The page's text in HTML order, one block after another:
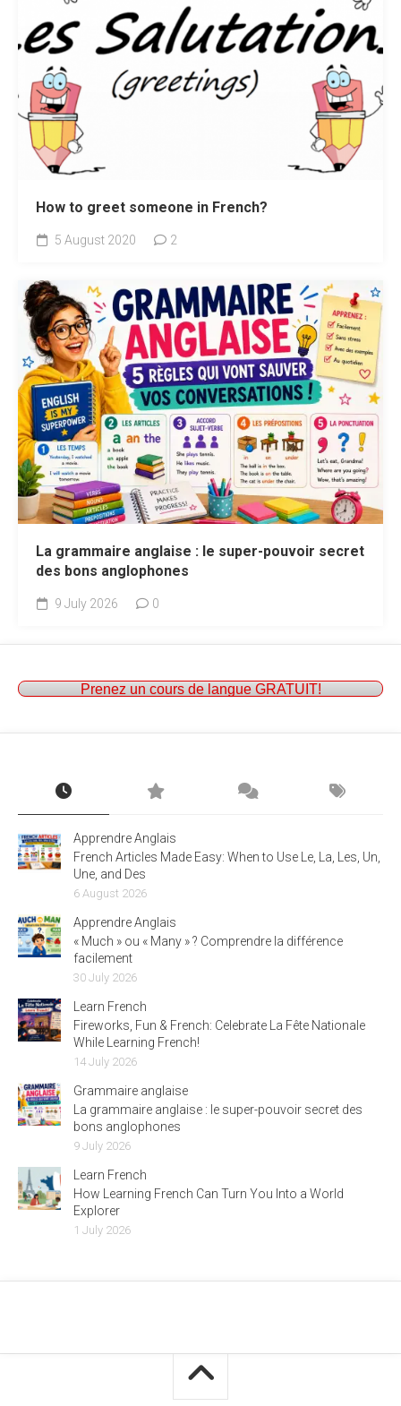
How to greet someone in French?
5 August 2020 2
La grammaire anglaise : le super-pouvoir secret
des bons anglophones
9 July 2026 0
Prenez un cours de langue GRATUIT!
Apprendre Anglais
French Articles Made Easy: When to Use Le, La, Les, Un,
Une, and Des
6 August 2026
Apprendre Anglais
« Much » ou « Many » ? Comprendre la différence
facilement
30 July 2026
Learn French
Fireworks, Fun & French: Celebrate La Fête Nationale
While Learning French!
14 July 2026
Grammaire anglaise
La grammaire anglaise : le super-pouvoir secret des
bons anglophones
9 July 2026
Learn French
How Learning French Can Turn You Into a World
Explorer
1 July 2026